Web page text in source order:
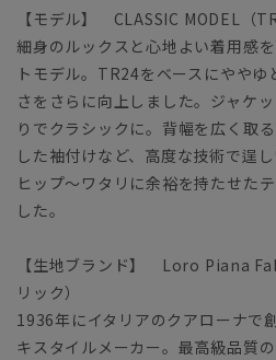
【モデル】 CLASSIC MODEL（
細身のルックスと心地よい着用感
トモデル。TR24をベースにやや
さをさらに向上しました。ジャケ
りでクラシックに。背幅を広く取
した袖付けなど、高度な技術で逞
ヒップ～ワタリに余裕を持たせた
した。
【生地ブランド】 Loro Piana
リック）
1936年にイタリアのクアローナで
キスタイルメーカー。最高級品質